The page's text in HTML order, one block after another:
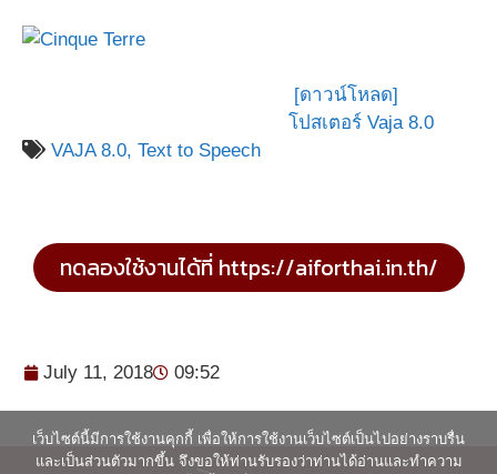
[ดาวน์โหลด]
โปสเตอร์ Vaja 8.0
VAJA 8.0, Text to Speech
ทดลองใช้งานได้ที่ https://aiforthai.in.th/
July 11, 2018 09:52
เว็บไซต์นี้มีการใช้งานคุกกี้ เพื่อให้การใช้งานเว็บไซต์เป็นไปอย่างราบรื่น
และเป็นส่วนตัวมากขึ้น จึงขอให้ท่านรับรองว่าท่านได้อ่านและทำความ